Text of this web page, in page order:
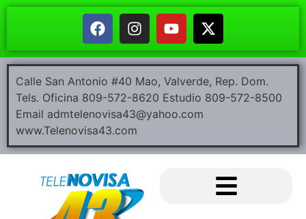
Calle San Antonio #40 Mao, Valverde, Rep. Dom.
Tels. Oficina 809-572-8620 Estudio 809-572-8500
Email admtelenovisa43@yahoo.com
www.Telenovisa43.com